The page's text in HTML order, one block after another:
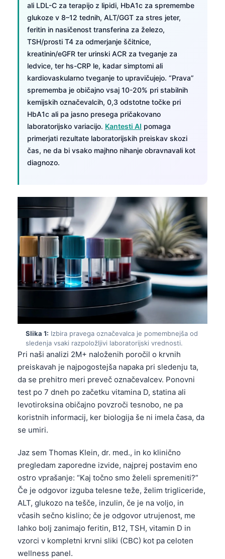
ali LDL-C za terapijo z lipidi, HbA1c za spremembe
glukoze v 8–12 tednih, ALT/GGT za stres jeter,
feritin in nasičenost transferina za železo,
TSH/prosti T4 za odmerjanje ščitnice,
kreatinin/eGFR ter urinski ACR za tveganje za
ledvice, ter hs-CRP le, kadar simptomi ali
kardiovaskularno tveganje to upravičujejo. “Prava”
sprememba je običajno vsaj 10-20% pri stabilnih
kemijskih označevalcih, 0,3 odstotne točke pri
HbA1c ali pa jasno presega pričakovano
laboratorijsko variacijo. Kantesti AI pomaga
primerjati rezultate laboratorijskih preiskav skozi
čas, ne da bi vsako majhno nihanje obravnavali kot
diagnozo.
Slika 1: Izbira pravega označevalca je pomembnejša od
sledenja vsaki razpoložljivi laboratorijski vrednosti.
Pri naši analizi 2M+ naloženih poročil o krvnih
preiskavah je najpogostejša napaka pri sledenju ta,
da se prehitro meri preveč označevalcev. Ponovni
test po 7 dneh po začetku vitamina D, statina ali
levotiroksina običajno povzroči tesnobo, ne pa
koristnih informacij, ker biologija še ni imela časa, da
se umiri.
Jaz sem Thomas Klein, dr. med., in ko klinično
pregledam zaporedne izvide, najprej postavim eno
ostro vprašanje: “Kaj točno smo želeli spremeniti?”
Če je odgovor izguba telesne teže, želim trigliceride,
ALT, glukozo na tešče, inzulin, če je na voljo, in
včasih sečno kislino; če je odgovor utrujenost, me
lahko bolj zanimajo feritin, B12, TSH, vitamin D in
vzorci v kompletni krvni sliki (CBC) kot pa celoten
wellness panel.